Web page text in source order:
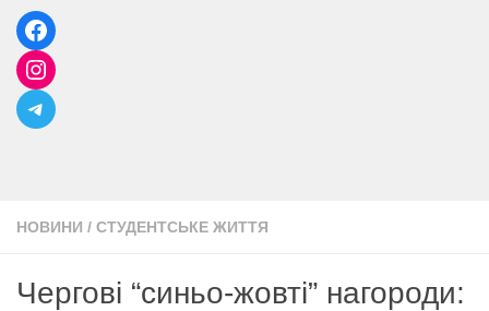
НОВИНИ / СТУДЕНТСЬКЕ ЖИТТЯ
Чергові “синьо-жовті” нагороди: